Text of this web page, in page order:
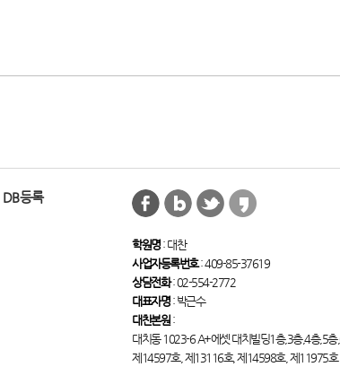
DB등록
학원명: 대찬
사업자등록번호: 409-85-37619
상담전화: 02-554-2772
대표자명: 박근수
대찬본원 :
대치동 1023-6 A+에셋 대치빌딩1층,3층,4층,5
제14597호, 제13116호, 제14598호, 제11975호